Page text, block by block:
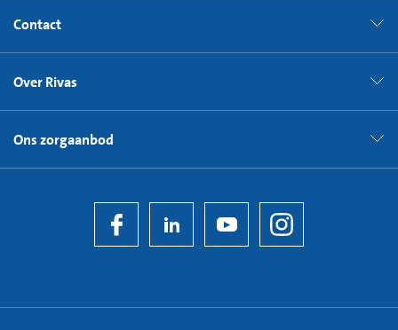
Contact
Over Rivas
Ons zorgaanbod